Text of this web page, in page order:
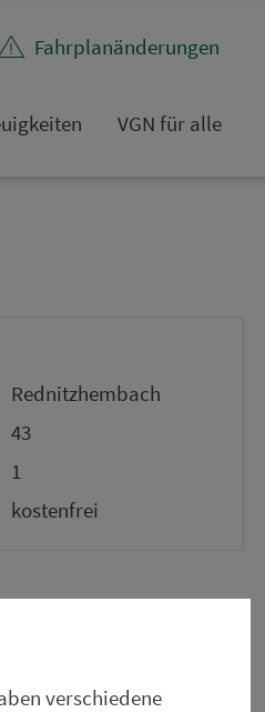
Fahr­plan­ände­rungen
VGN für alle
Rednitzhembach
43
1
kos­ten­frei
verschiedene